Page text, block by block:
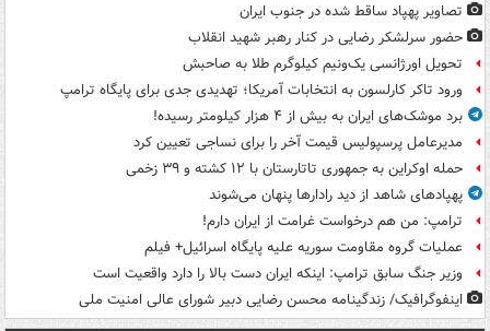
تصاویر پهپاد ساقط شده در جنوب ایران
حضور سرلشکر رضایی در کنار رهبر شهید انقلاب
تحویل اورژانسی یک‌ونیم کیلوگرم طلا به صاحبش
ورود تاکر کارلسون به انتخابات آمریکا؛ تهدیدی جدی برای پایگاه ترامپ
برد موشک‌های ایران به بیش از ۴ هزار کیلومتر رسیده!
مدیرعامل پرسپولیس قیمت آخر را برای نساجی تعیین کرد
حمله اوکراین به جمهوری تاتارستان با ۱۲ کشته و ۳۹ زخمی
پهپادهای شاهد از دید رادارها پنهان می‌شوند
ترامپ: من هم درخواست غرامت از ایران دارم!
عملیات گروه مقاومت سوریه علیه پایگاه اسرائیل+ فیلم
وزیر جنگ سابق ترامپ: اینکه ایران دست بالا را دارد واقعیت است
اینفوگرافیک/ زندگینامه محسن رضایی دبیر شورای عالی امنیت‌ ملی